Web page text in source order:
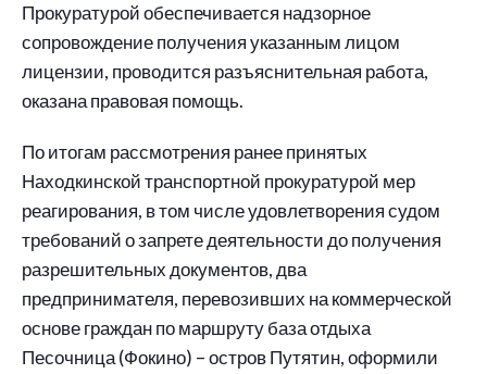
Прокуратурой обеспечивается надзорное
сопровождение получения указанным лицом
лицензии, проводится разъяснительная работа,
оказана правовая помощь.
По итогам рассмотрения ранее принятых
Находкинской транспортной прокуратурой мер
реагирования, в том числе удовлетворения судом
требований о запрете деятельности до получения
разрешительных документов, два
предпринимателя, перевозивших на коммерческой
основе граждан по маршруту база отдыха
Песочница (Фокино) – остров Путятин, оформили